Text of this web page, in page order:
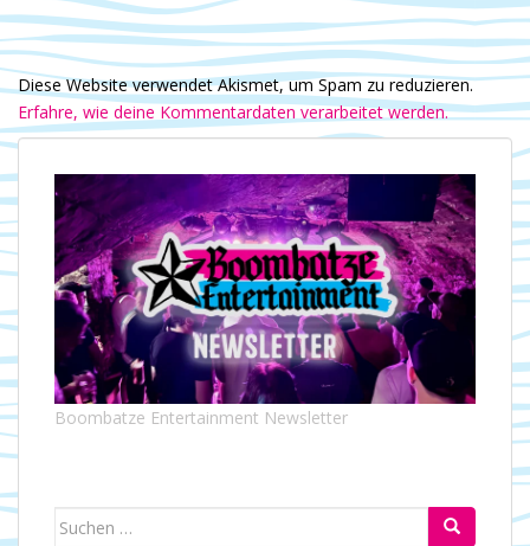
Diese Website verwendet Akismet, um Spam zu reduzieren.
Erfahre, wie deine Kommentardaten verarbeitet werden.
Boombatze Entertainment Newsletter
Suchen